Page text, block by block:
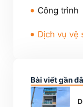
Công trình
Dịch vụ vệ
Bài viết gần